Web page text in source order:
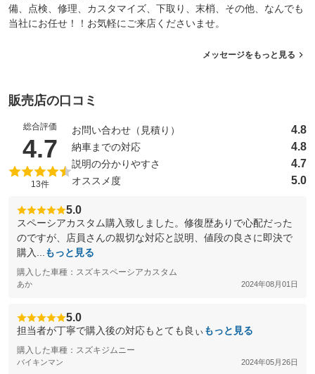
備、点検、修理、カスタマイズ、下取り、末梢、その他、なんでも
当社にお任せ！！お気軽にご来店くださいませ。
メッセージをもっと見る
販売店の口コミ
総合評価
4.7 （5点満点中）
13件
お問い合わせ（見積り） 4.8
納車までの対応 4.8
説明の分かりやすさ 4.7
オススメ度 5.0
5.0
スペーシアカスタム購入致しました。修復歴ありで心配だった
のですが、店員さんの親切な対応と説明、値段の良さに即決で
購入...
もっと見る
購入した車種：スズキスペーシアカスタム
あか 2024年08月01日
5.0
担当者が丁寧で購入後の対応もとても良ぃもっと見る
購入した車種：スズキジムニー
バイキンマン 2024年05月26日